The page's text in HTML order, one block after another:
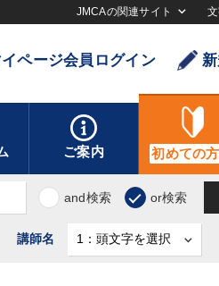
JMCAの関連サイト
ページ会員ログイン
ご案内 初めての
and検索 or検索
講師名